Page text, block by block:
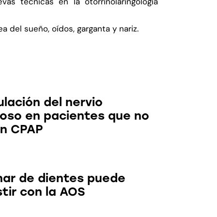
del sueño, oídos, garganta y nariz.
del nervio
en pacientes que no
CPAP
de dientes puede
con la AOS